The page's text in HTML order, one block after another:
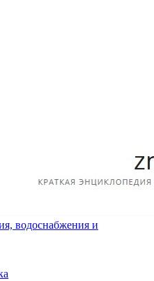
водоснабжения и